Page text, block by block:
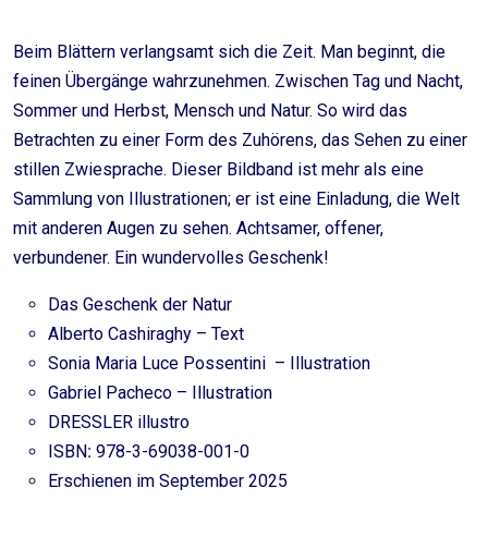
Beim Blättern verlangsamt sich die Zeit. Man beginnt, die
feinen Übergänge wahrzunehmen. Zwischen Tag und Nacht,
Sommer und Herbst, Mensch und Natur. So wird das
Betrachten zu einer Form des Zuhörens, das Sehen zu einer
stillen Zwiesprache. Dieser Bildband ist mehr als eine
Sammlung von Illustrationen; er ist eine Einladung, die Welt
mit anderen Augen zu sehen. Achtsamer, offener,
verbundener. Ein wundervolles Geschenk!
Das Geschenk der Natur
Alberto Cashiraghy – Text
Sonia Maria Luce Possentini – Illustration
Gabriel Pacheco – Illustration
DRESSLER illustro
ISBN: 978-3-69038-001-0
Erschienen im September 2025